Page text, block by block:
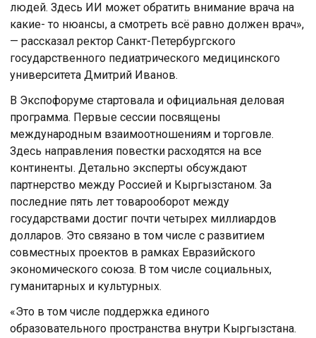
людей. Здесь ИИ может обратить внимание врача на
какие- то нюансы, а смотреть всё равно должен врач»,
— рассказал ректор Санкт-Петербургского
государственного педиатрического медицинского
университета Дмитрий Иванов.
В Экспофоруме стартовала и официальная деловая
программа. Первые сессии посвящены
международным взаимоотношениям и торговле.
Здесь направления повестки расходятся на все
континенты. Детально эксперты обсуждают
партнерство между Россией и Кыргызстаном. За
последние пять лет товарооборот между
государствами достиг почти четырех миллиардов
долларов. Это связано в том числе с развитием
совместных проектов в рамках Евразийского
экономического союза. В том числе социальных,
гуманитарных и культурных.
«Это в том числе поддержка единого
образовательного пространства внутри Кыргызстана.